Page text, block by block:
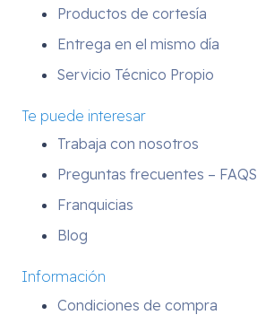
Productos de cortesía
Entrega en el mismo día
Servicio Técnico Propio
Te puede interesar
Trabaja con nosotros
Preguntas frecuentes – FAQS
Franquicias
Blog
Información
Condiciones de compra